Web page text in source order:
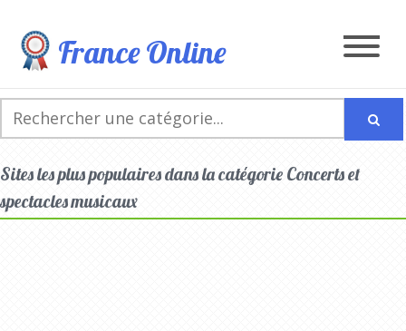
France Online
Sites les plus populaires dans la catégorie Concerts et
spectacles musicaux